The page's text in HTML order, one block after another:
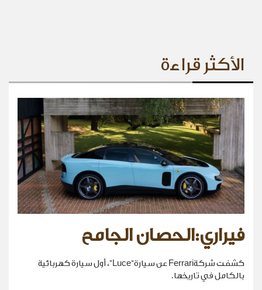
الأكثر قراءة
فيراري:الحصان الجامح
كشفت شركةFerrari عن سيارة“Luce”، أول سيارة كهربائية
بالكامل في تاريخها.